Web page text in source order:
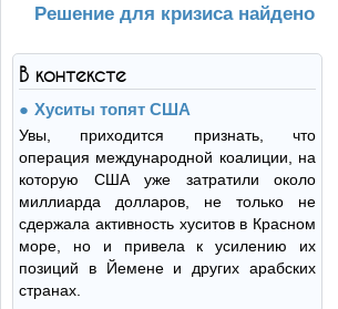
Решение для кризиса найдено
В контексте
Хуситы топят США
Увы, приходится признать, что
операция международной коалиции, на
которую США уже затратили около
миллиарда долларов, не только не
сдержала активность хуситов в Красном
море, но и привела к усилению их
позиций в Йемене и других арабских
странах.